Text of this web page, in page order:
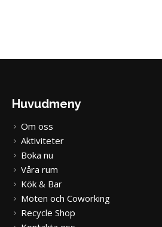
Huvudmeny
Om oss
Aktiviteter
Boka nu
Våra rum
Kök & Bar
Möten och Coworking
Recycle Shop